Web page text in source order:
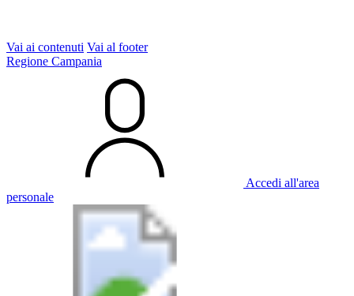
Vai ai contenuti Vai al footer
Regione Campania
Accedi all'area
personale